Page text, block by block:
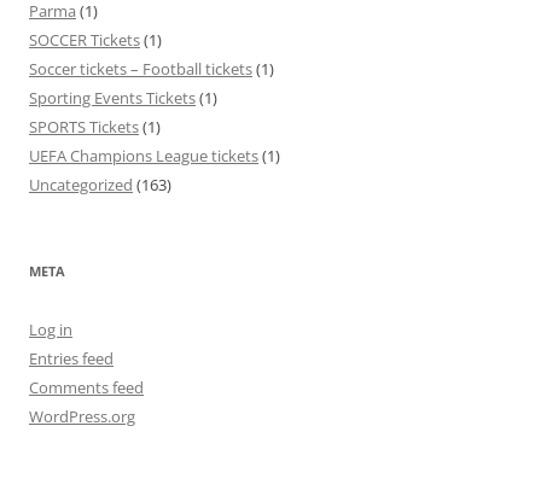
Parma (1)
SOCCER Tickets(1)
Soccer tickets – Football tickets(1)
Sporting Events Tickets(1)
SPORTS Tickets(1)
UEFA Champions League tickets(1)
Uncategorized (163)
META
Log in
Entries feed
Comments feed
WordPress.org